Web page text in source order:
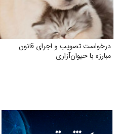
درخواست تصویب و اجرای قانون
مبارزه با حیوان‌آزاری